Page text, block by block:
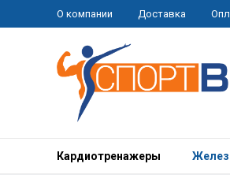
О компании Доставка
Кардиотренажеры